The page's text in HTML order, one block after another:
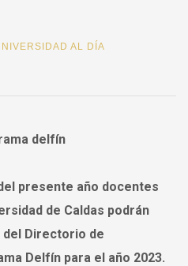
AL DÍA
presente año docentes
de Caldas podrán
Directorio de
Delfín para el año 2023.